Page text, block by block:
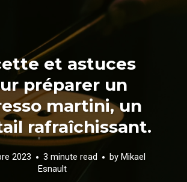
et astuces
préparer un
martini, un
rafraîchissant.
2023 3 minute read by Mikael
Esnault